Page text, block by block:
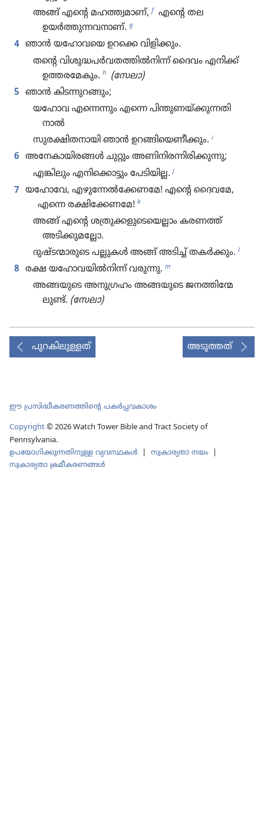
അങ്ങ്‌ എന്റെ മഹത്ത്വ​മാണ്‌, f എന്റെ തല
ഉയർത്തു​ന്ന​വ​നാണ്‌. g
4 ഞാൻ യഹോ​വയെ ഉറക്കെ വിളി​ക്കും.
തന്റെ വിശു​ദ്ധ​പർവ​ത​ത്തിൽനിന്ന്‌ ദൈവം എനിക്ക്‌
ഉത്തര​മേ​കും. h
(സേലാ)
5 ഞാൻ കിടന്നു​റ​ങ്ങും;
യഹോവ എന്നെന്നും എന്നെ പിന്തു​ണ​യ്‌ക്കു​ന്ന​തി​
നാൽ
സുരക്ഷി​ത​നാ​യി ഞാൻ ഉറങ്ങി​യെ​ണീ​ക്കും. i
6 അനേകായിരങ്ങൾ ചുറ്റും അണിനി​ര​ന്നി​രി​ക്കു​ന്നു;
എങ്കിലും എനി​ക്കൊ​ട്ടും പേടി​യില്ല. j
7 യഹോവേ, എഴു​ന്നേൽക്കേ​ണമേ! എന്റെ ദൈവമേ,
എന്നെ രക്ഷി​ക്കേ​ണമേ! k
അങ്ങ്‌ എന്റെ ശത്രു​ക്ക​ളു​ടെ​യെ​ല്ലാം കരണത്ത്‌
അടിക്കു​മ​ല്ലോ.
ദുഷ്ടന്മാ​രു​ടെ പല്ലുകൾ അങ്ങ്‌ അടിച്ച്‌ തകർക്കും. l
8 രക്ഷ യഹോ​വ​യിൽനിന്ന്‌ വരുന്നു. m
അങ്ങയുടെ അനു​ഗ്രഹം അങ്ങയുടെ ജനത്തി​ന്മേ​
ലുണ്ട്‌. (സേലാ)
പുറകിലുള്ളത് അടുത്തത്
ഈ പ്രസിദ്ധീകരണത്തിന്‍റെ പകർപ്പവകാശം
Copyright©2026Watch Tower Bible and Tract Society of
Pennsylvania.
ഉപയോഗിക്കുന്നതിനുള്ള വ്യവസ്ഥകള്‍ സ്വകാര്യതാ നയം
സ്വകാര്യതാ ക്രമീകരണങ്ങൾ